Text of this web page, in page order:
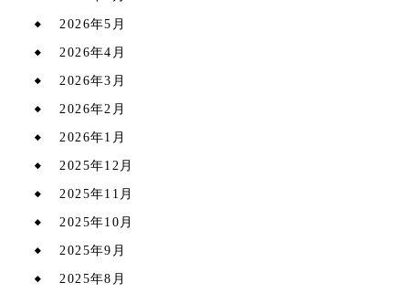
2026年5月
2026年4月
2026年3月
2026年2月
2026年1月
2025年12月
2025年11月
2025年10月
2025年9月
2025年8月